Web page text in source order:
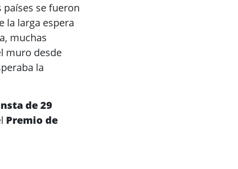
se fueron
la larga espera
muchas
muro desde
la
de 29
Premio de